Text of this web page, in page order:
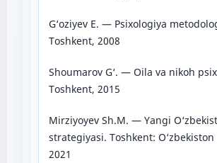
G‘oziyev E. — Psixologiya
Toshkent, 2008
Shoumarov G‘. — Oila va nikoh
Toshkent, 2015
Mirziyoyev Sh.M. — Yangi
strategiyasi. Toshkent:
2021